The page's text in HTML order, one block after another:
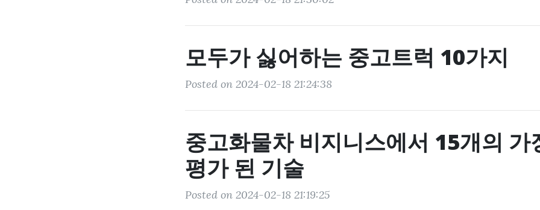
모두가 싫어하는 중고트럭 10가지
Posted on 2024-02-18 21:24:38
중고화물차 비지니스에서 15개의 가
평가 된 기술
Posted on 2024-02-18 21:19:25